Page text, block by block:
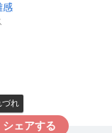
感
づれ
シェアする